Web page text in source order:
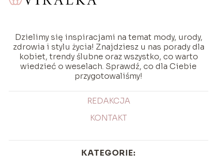
Dzielimy się inspiracjami na temat mody, urody,
zdrowia i stylu życia! Znajdziesz u nas porady dla
kobiet, trendy ślubne oraz wszystko, co warto
wiedzieć o weselach. Sprawdź, co dla Ciebie
przygotowaliśmy!
REDAKCJA
KONTAKT
KATEGORIE: